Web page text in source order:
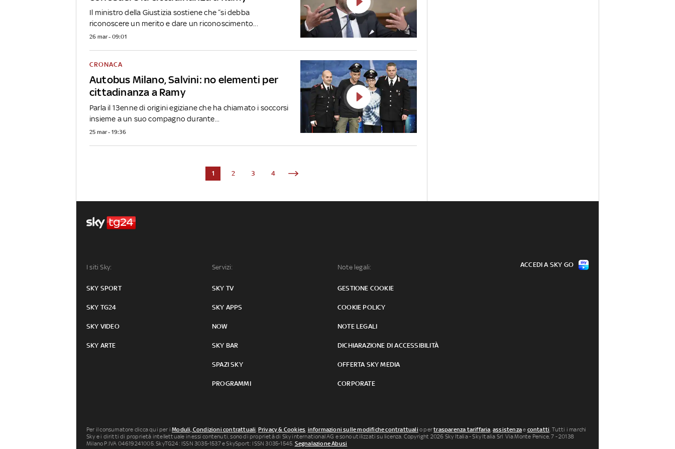
Il ministro della Giustizia sostiene che “si debba
riconoscere un merito e dare un riconoscimento...
26 mar - 09:01
Autobus Milano, Salvini: no elementi per
cittadinanza a Ramy
CRONACA
Parla il 13enne di origini egiziane che ha chiamato i soccorsi
insieme a un suo compagno durante...
25 mar - 19:36
1 2 3 4
I siti Sky:
SKY SPORT
SKY TG24
SKY VIDEO
SKY ARTE
Servizi:
SKY TV
SKY APPS
NOW
SKY BAR
SPAZI SKY
PROGRAMMI
Note legali:
GESTIONE COOKIE
COOKIE POLICY
NOTE LEGALI
DICHIARAZIONE DI ACCESSIBILITÀ
OFFERTA SKY MEDIA
CORPORATE
ACCEDI A SKY GO
Per il consumatore clicca qui per iModuli, Condizioni contrattuali, Privacy & Cookies, informazioni sulle modifiche contrattuali o pertrasparenza tariffaria,assistenzae contatti. Tutti i marchi
Sky e i diritti di proprietà intellettuale in essi contenuti, sono di proprietà di Sky international AG e sono utilizzati su licenza. Copyright 2026 Sky Italia - Sky Italia Srl Via Monte Penice, 7 - 20138
Milano P.IVA 04619241005. SkyTG24: ISSN 3035-1537 e SkySport: ISSN 3035-1545. Segnalazione Abusi